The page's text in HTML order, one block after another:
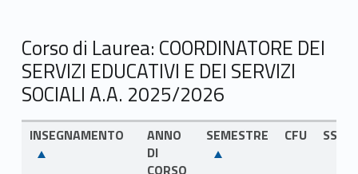
Corso di Laurea: COORDINATORE DEI
SERVIZI EDUCATIVI E DEI SERVIZI
SOCIALI A.A. 2025/2026
INSEGNAMENTO
ANNO
DI
SEMESTRE CFU SSD